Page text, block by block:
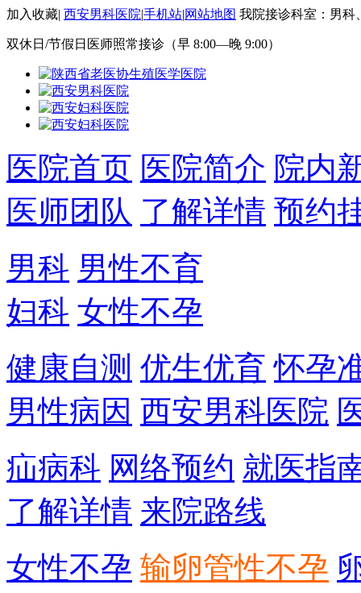
加入收藏| 西安男科医院|手机站|网站地图 我院接诊科室：男科
双休日/节假日医师照常接诊（早 8:00—晚 9:00）
医院首页 医院简介 院内
医师团队 了解详情 预约
男科 男性不育
妇科 女性不孕
健康自测 优生优育 怀孕
男性病因 西安男科医院
疝病科 网络预约 就医指
了解详情 来院路线
女性不孕 输卵管性不孕